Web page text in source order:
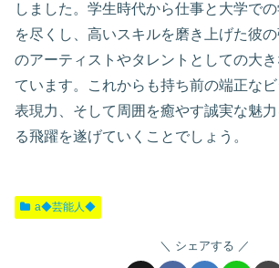
しました。学生時代から仕事と大学で
を尽くし、高いスキルを磨き上げた彼
のアーティストやタレントとしての大
ています。これからも持ち前の端正な
表現力、そして周囲を癒やす誠実な魅
る飛躍を遂げていくことでしょう。
a◆芸能人◆
シェアする